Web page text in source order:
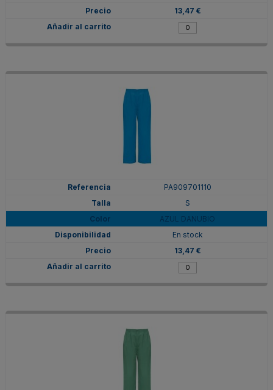
13,47 €
PA909701110
S
AZUL DANUBIO
En stock
13,47 €